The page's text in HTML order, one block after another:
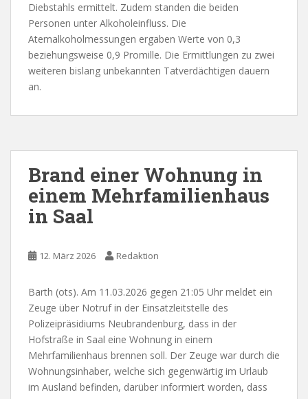
Diebstahls ermittelt. Zudem standen die beiden
Personen unter Alkoholeinfluss. Die
Atemalkoholmessungen ergaben Werte von 0,3
beziehungsweise 0,9 Promille. Die Ermittlungen zu zwei
weiteren bislang unbekannten Tatverdächtigen dauern
an.
Brand einer Wohnung in
einem Mehrfamilienhaus
in Saal
12. März 2026 Redaktion
Barth (ots). Am 11.03.2026 gegen 21:05 Uhr meldet ein
Zeuge über Notruf in der Einsatzleitstelle des
Polizeipräsidiums Neubrandenburg, dass in der
Hofstraße in Saal eine Wohnung in einem
Mehrfamilienhaus brennen soll. Der Zeuge war durch die
Wohnungsinhaber, welche sich gegenwärtig im Urlaub
im Ausland befinden, darüber informiert worden, dass